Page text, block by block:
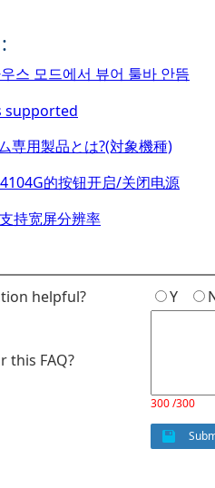
스 모드에서 뷰어 툴바 안뜸
supported
専用製品とは?(対象機種)
的按钮开启/关闭电源
持宽屏分辨率
helpful? Y
this FAQ?
300 /300